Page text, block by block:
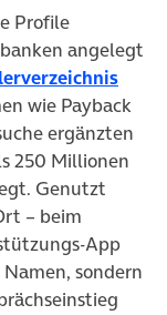
Profile
angelegt
wie Payback
ergänzten
250 Millionen
Genutzt
– beim
App
sondern